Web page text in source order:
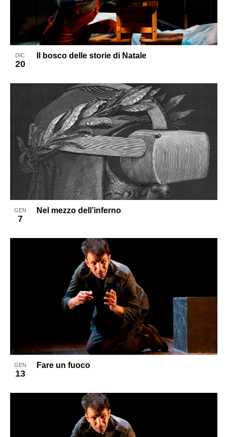
DIC
20
Il bosco delle storie di Natale
GEN
7
Nel mezzo dell’inferno
GEN
13
Fare un fuoco